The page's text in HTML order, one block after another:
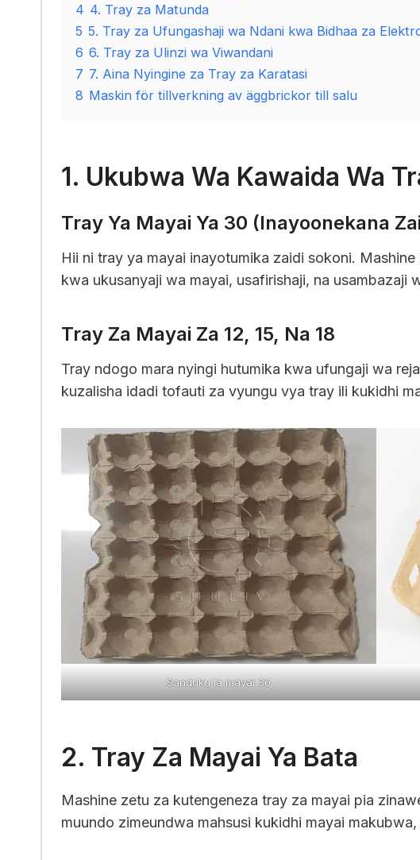
4 4. Tray za Matunda
5 5. Tray za Ufungashaji wa Ndani kwa Bidhaa za
6 6. Tray za Ulinzi wa Viwandani
7 7. Aina Nyingine za Tray za Karatasi
8 Maskin för tillverkning av äggbrickor till salu
1. Ukubwa Wa Kawaida Wa
Tray Ya Mayai Ya 30 (Inayoonekana
Hii ni tray ya mayai inayotumika zaidi sokoni. Mashine
kwa ukusanyaji wa mayai, usafirishaji, na usambazaji
Tray Za Mayai Za 12, 15, Na 18
Tray ndogo mara nyingi hutumika kwa ufungaji wa
kuzalisha idadi tofauti za vyungu vya tray ili kukidhi
Sanduku la mayai 30
2. Tray Za Mayai Ya Bata
Mashine zetu za kutengeneza tray za mayai pia
muundo zimeundwa mahsusi kukidhi mayai